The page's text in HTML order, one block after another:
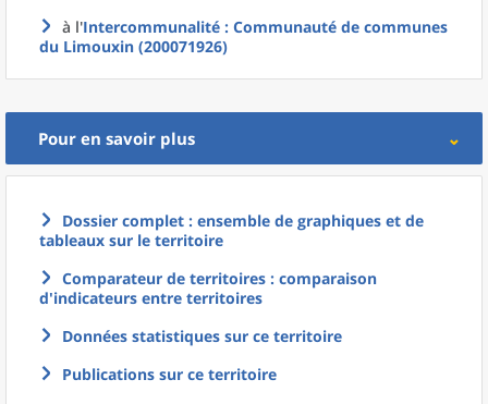
à l'Intercommunalité : Communauté de communes
du Limouxin (200071926)
Pour en savoir plus
Dossier complet : ensemble de graphiques et de
tableaux sur le territoire
Comparateur de territoires : comparaison
d'indicateurs entre territoires
Données statistiques sur ce territoire
Publications sur ce territoire